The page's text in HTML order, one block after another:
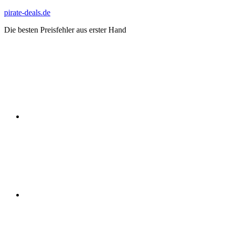
Zum
springen
pirate-deals.de
Die besten Preisfehler aus erster Hand